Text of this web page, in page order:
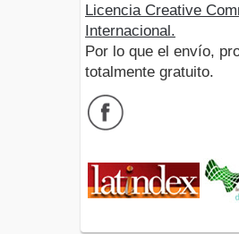
Licencia Creative
Internacional.
Por lo que el envío,
totalmente gratuito.